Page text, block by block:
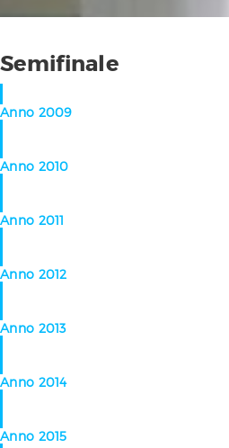
Semifinale
Anno 2009
Anno 2010
Anno 2011
Anno 2012
Anno 2013
Anno 2014
Anno 2015